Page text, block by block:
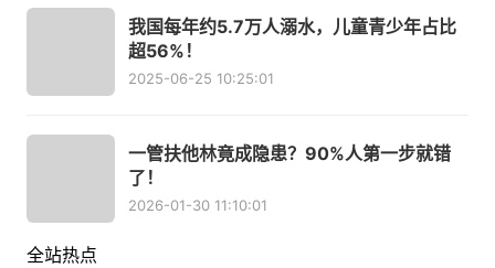
我国每年约5.7万人溺水，儿童青少年占比
超56%！
2025-06-25 10:25:01
一管扶他林竟成隐患？90%人第一步就错
了！
2026-01-30 11:10:01
全站热点